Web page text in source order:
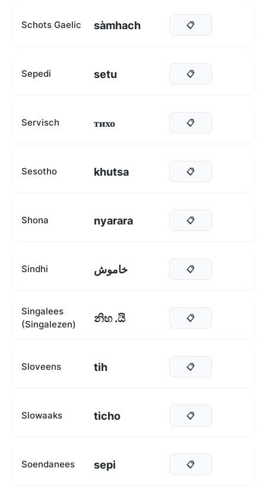
Schots Gaelic sàmhach 📋
Sepedi setu 📋
Servisch тихо 📋
Sesotho khutsa 📋
Shona nyarara 📋
Sindhi خاموش 📋
Singalees
(Singalezen)
නිහ .යි 📋
Sloveens tih 📋
Slowaaks ticho 📋
Soendanees sepi 📋